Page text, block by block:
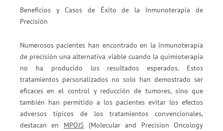
Beneficios y Casos de Éxito de la Inmunoterapia de
Precisión
Numerosos pacientes han encontrado en la inmunoterapia
de precisión una alternativa viable cuando la quimioterapia
no ha producido los resultados esperados. Estos
tratamientos personalizados no solo han demostrado ser
eficaces en el control y reducción de tumores, sino que
también han permitido a los pacientes evitar los efectos
adversos típicos de los tratamientos convencionales,
destacan en MPOIS(Molecular and Precision Oncology